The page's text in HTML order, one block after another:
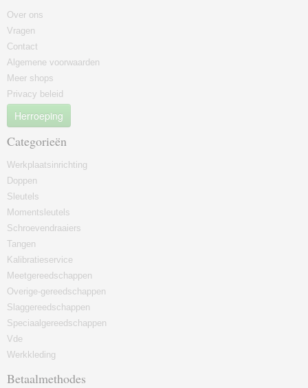
Over ons
Vragen
Contact
Algemene voorwaarden
Meer shops
Privacy beleid
Herroeping
Categorieën
Werkplaatsinrichting
Doppen
Sleutels
Momentsleutels
Schroevendraaiers
Tangen
Kalibratieservice
Meetgereedschappen
Overige-gereedschappen
Slaggereedschappen
Speciaalgereedschappen
Vde
Werkkleding
Betaalmethodes